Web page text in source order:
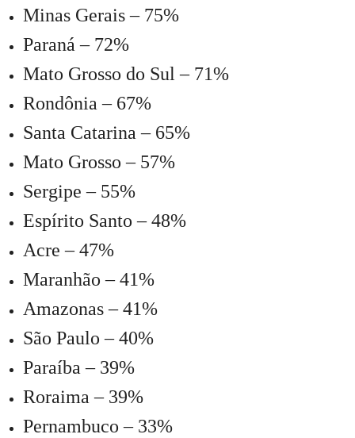
Minas Gerais – 75%
Paraná – 72%
Mato Grosso do Sul – 71%
Rondônia – 67%
Santa Catarina – 65%
Mato Grosso – 57%
Sergipe – 55%
Espírito Santo – 48%
Acre – 47%
Maranhão – 41%
Amazonas – 41%
São Paulo – 40%
Paraíba – 39%
Roraima – 39%
Pernambuco – 33%